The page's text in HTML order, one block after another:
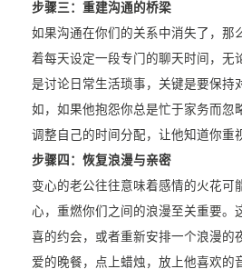
步骤三： 重建沟通的桥梁
如果沟通在你们的关系中消失了，那
着每天设定一段专门的聊天时间，无
是讨论日常生活琐事，关键是要保持
如，如果他抱怨你总是忙于家务而忽
调整自己的时间分配，让他知道你重
步骤四： 恢复浪漫与亲密
变心的老公往往意味着感情的火花可
心，重燃你们之间的浪漫至关重要。
喜的约会，或者重新安排一个浪漫的
爱的晚餐，点上蜡烛，放上他喜欢的